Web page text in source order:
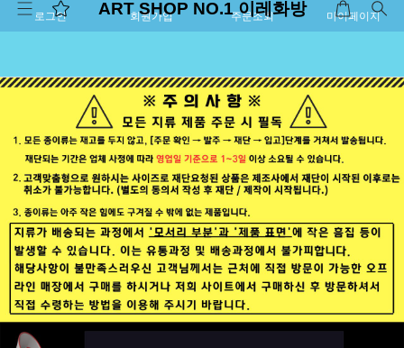
로그인 회원가입 주문조회 마이페이지
ART SHOP NO.1 이레화방